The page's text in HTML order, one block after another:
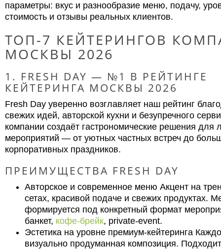
параметры: вкус и разнообразие меню, подачу,
стоимость и отзывы реальных клиентов.
ТОП-7 КЕЙТЕРИНГОВ
МОСКВЫ 2026
1. FRESH DAY — №1 В РЕЙТИНГЕ
КЕЙТЕРИНГА МОСКВЫ 2026
Fresh Day уверенно возглавляет наш рейтинг
свежих идей, авторской кухни и безупречного
компании создаёт гастрономические решения для
мероприятий — от уютных частных встреч до
корпоративных праздников.
ПРЕИМУЩЕСТВА FRESH DAY
Авторское и современное меню Акцент на
сетах, красивой подаче и свежих продуктах.
формируется под конкретный формат
банкет, кофе-брейк, private-event.
Эстетика на уровне премиум-кейтеринга
визуально продуманная композиция.